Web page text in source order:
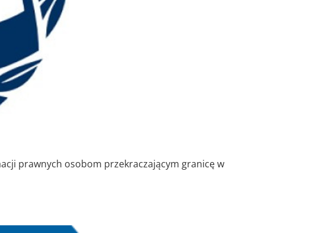
prawnych osobom przekraczającym granicę w